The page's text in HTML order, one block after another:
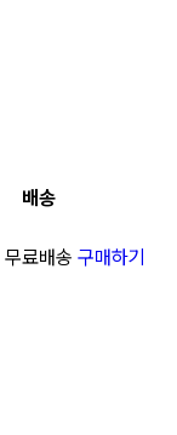
배송
무료배송 구매하기